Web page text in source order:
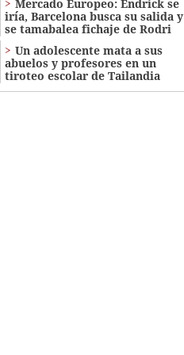
Mercado Europeo: Endrick se
iría, Barcelona busca su salida y
se tamabalea fichaje de Rodri
Un adolescente mata a sus
abuelos y profesores en un
tiroteo escolar de Tailandia